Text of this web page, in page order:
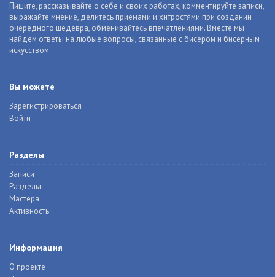
Пишите, рассказывайте о себе и своих работах, комментируйте записи,
выражайте мнение, делитесь приемами и хитростями при создании
очередного шедевра, обменивайтесь впечатлениями. Вместе мы
найдем ответы на любые вопросы, связанные с бисером и бисерным
искусством.
Вы можете
Зарегистрироваться
Войти
Разделы
Записи
Разделы
Мастера
Активность
Информация
О проекте